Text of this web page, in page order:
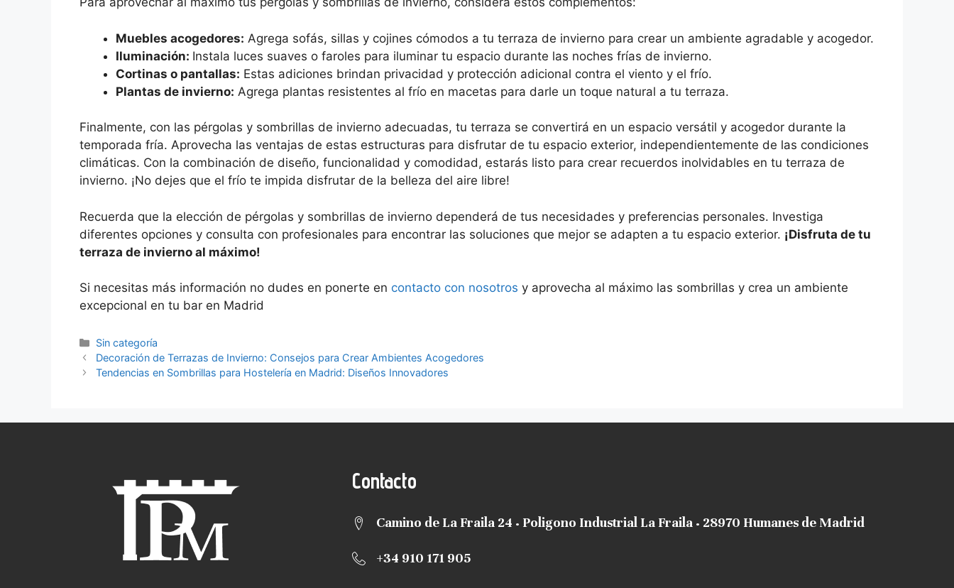
Muebles acogedores: Agrega sofás, sillas y cojines cómodos a tu terraza de invierno para crear un ambiente agradable y acogedor.
Iluminación: Instala luces suaves o faroles para iluminar tu espacio durante las noches frías de invierno.
Cortinas o pantallas: Estas adiciones brindan privacidad y protección adicional contra el viento y el frío.
Plantas de invierno: Agrega plantas resistentes al frío en macetas para darle un toque natural a tu terraza.
Finalmente, con las pérgolas y sombrillas de invierno adecuadas, tu terraza se convertirá en un espacio versátil y acogedor durante la
temporada fría. Aprovecha las ventajas de estas estructuras para disfrutar de tu espacio exterior, independientemente de las condiciones
climáticas. Con la combinación de diseño, funcionalidad y comodidad, estarás listo para crear recuerdos inolvidables en tu terraza de
invierno. ¡No dejes que el frío te impida disfrutar de la belleza del aire libre!
Recuerda que la elección de pérgolas y sombrillas de invierno dependerá de tus necesidades y preferencias personales. Investiga
diferentes opciones y consulta con profesionales para encontrar las soluciones que mejor se adapten a tu espacio exterior. ¡Disfruta de tu
terraza de invierno al máximo!
Si necesitas más información no dudes en ponerte en contacto con nosotros y aprovecha al máximo las sombrillas y crea un ambiente
excepcional en tu bar en Madrid
Categorías
Sin categoría
Navegación
de
Decoración de Terrazas de Invierno: Consejos para Crear Ambientes Acogedores
Tendencias en Sombrillas para Hostelería en Madrid: Diseños Innovadores
Contacto
Camino de La Fraila 24 · Poligono Industrial La Fraila · 28970 Humanes de Madrid
+34 910 171 905